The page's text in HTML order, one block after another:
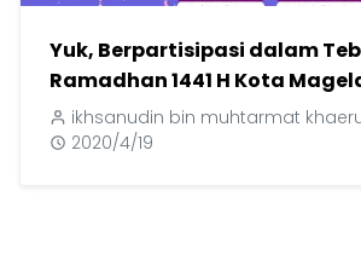
Yuk, Berpartisipasi dalam
Ramadhan 1441 H Kota
ikhsanudin bin muhtarmat
2020/4/19